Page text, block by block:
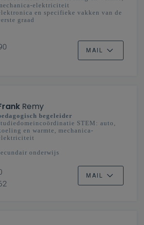
elektriciteit
en specifieke vakken van de
graad
MAIL
Remy
begeleider
STEM: auto,
en warmte, mechanica-
onderwijs
MAIL